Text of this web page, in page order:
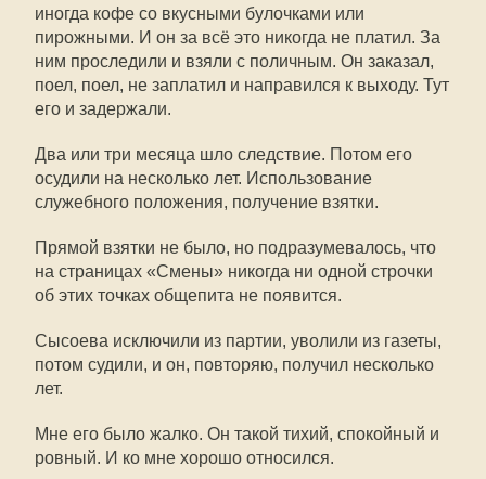
иногда кофе со вкусными булочками или
пирожными. И он за всё это никогда не платил. За
ним проследили и взяли с поличным. Он заказал,
поел, поел, не заплатил и направился к выходу. Тут
его и задержали.
Два или три месяца шло следствие. Потом его
осудили на несколько лет. Использование
служебного положения, получение взятки.
Прямой взятки не было, но подразумевалось, что
на страницах «Смены» никогда ни одной строчки
об этих точках общепита не появится.
Сысоева исключили из партии, уволили из газеты,
потом судили, и он, повторяю, получил несколько
лет.
Мне его было жалко. Он такой тихий, спокойный и
ровный. И ко мне хорошо относился.